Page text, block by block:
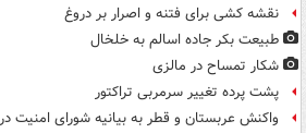
نقشه کشی برای فتنه و اصرار بر دروغ
طبیعت بکر جاده اسالم به خلخال
شکار تمساح در مالزی
پشت پرده تغییر سرمربی تراکتور
واکنش عربستان و قطر به بیانیه شورای امنیت